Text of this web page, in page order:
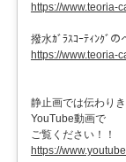
https://www.teoria-
撥水ｶﾞﾗｽｺｰﾃｨﾝｸﾞの
https://www.teoria-
静止画では伝わり
YouTube動画で
ご覧ください！！
https://